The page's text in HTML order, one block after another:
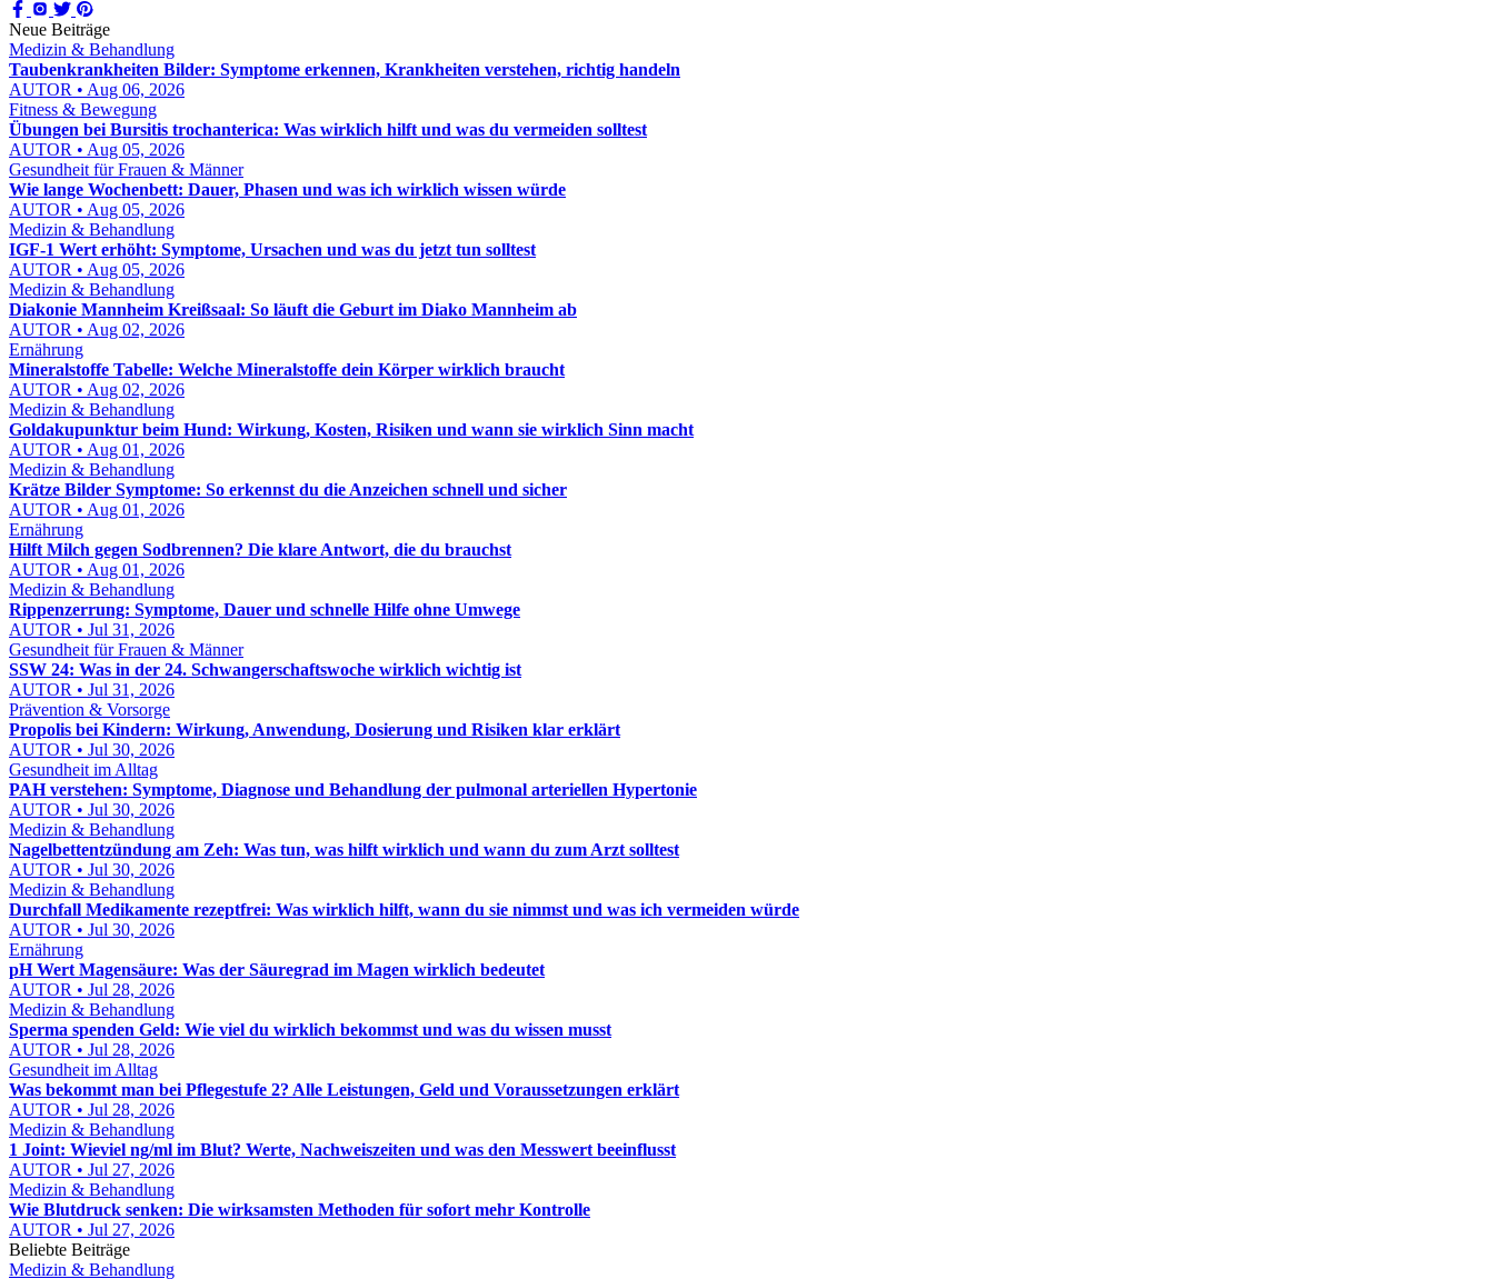
Neue Beiträge
Medizin & Behandlung
Taubenkrankheiten Bilder: Symptome erkennen, Krankheiten verstehen, richtig handeln
AUTOR • Aug 06, 2026
Fitness & Bewegung
Übungen bei Bursitis trochanterica: Was wirklich hilft und was du vermeiden solltest
AUTOR • Aug 05, 2026
Gesundheit für Frauen & Männer
Wie lange Wochenbett: Dauer, Phasen und was ich wirklich wissen würde
AUTOR • Aug 05, 2026
Medizin & Behandlung
IGF-1 Wert erhöht: Symptome, Ursachen und was du jetzt tun solltest
AUTOR • Aug 05, 2026
Medizin & Behandlung
Diakonie Mannheim Kreißsaal: So läuft die Geburt im Diako Mannheim ab
AUTOR • Aug 02, 2026
Ernährung
Mineralstoffe Tabelle: Welche Mineralstoffe dein Körper wirklich braucht
AUTOR • Aug 02, 2026
Medizin & Behandlung
Goldakupunktur beim Hund: Wirkung, Kosten, Risiken und wann sie wirklich Sinn macht
AUTOR • Aug 01, 2026
Medizin & Behandlung
Krätze Bilder Symptome: So erkennst du die Anzeichen schnell und sicher
AUTOR • Aug 01, 2026
Ernährung
Hilft Milch gegen Sodbrennen? Die klare Antwort, die du brauchst
AUTOR • Aug 01, 2026
Medizin & Behandlung
Rippenzerrung: Symptome, Dauer und schnelle Hilfe ohne Umwege
AUTOR • Jul 31, 2026
Gesundheit für Frauen & Männer
SSW 24: Was in der 24. Schwangerschaftswoche wirklich wichtig ist
AUTOR • Jul 31, 2026
Prävention & Vorsorge
Propolis bei Kindern: Wirkung, Anwendung, Dosierung und Risiken klar erklärt
AUTOR • Jul 30, 2026
Gesundheit im Alltag
PAH verstehen: Symptome, Diagnose und Behandlung der pulmonal arteriellen Hypertonie
AUTOR • Jul 30, 2026
Medizin & Behandlung
Nagelbettentzündung am Zeh: Was tun, was hilft wirklich und wann du zum Arzt solltest
AUTOR • Jul 30, 2026
Medizin & Behandlung
Durchfall Medikamente rezeptfrei: Was wirklich hilft, wann du sie nimmst und was ich vermeiden würde
AUTOR • Jul 30, 2026
Ernährung
pH Wert Magensäure: Was der Säuregrad im Magen wirklich bedeutet
AUTOR • Jul 28, 2026
Medizin & Behandlung
Sperma spenden Geld: Wie viel du wirklich bekommst und was du wissen musst
AUTOR • Jul 28, 2026
Gesundheit im Alltag
Was bekommt man bei Pflegestufe 2? Alle Leistungen, Geld und Voraussetzungen erklärt
AUTOR • Jul 28, 2026
Medizin & Behandlung
1 Joint: Wieviel ng/ml im Blut? Werte, Nachweiszeiten und was den Messwert beeinflusst
AUTOR • Jul 27, 2026
Medizin & Behandlung
Wie Blutdruck senken: Die wirksamsten Methoden für sofort mehr Kontrolle
AUTOR • Jul 27, 2026
Beliebte Beiträge
Medizin & Behandlung